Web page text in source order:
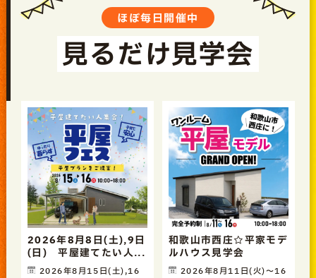
ほぼ毎日開催中
見るだけ見学会
2026年8月8日(土),9日
(日) 平屋建てたい人...
2026年8月15日(土),16
和歌山市西庄☆平家モデ
ルハウス見学会
2026年8月11日(火)〜16